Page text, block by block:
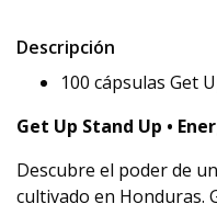
Descripción
100 cápsulas Get
Get Up Stand Up •
Descubre el poder de
cultivado en Honduras.